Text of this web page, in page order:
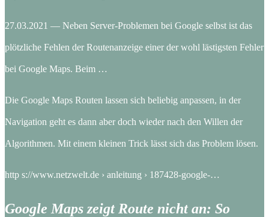
27.03.2021 — Neben Server-Problemen bei Google selbst ist das
plötzliche Fehlen der Routenanzeige einer der wohl lästigsten Fehler
bei Google Maps. Beim …
Die Google Maps Routen lassen sich beliebig anpassen, in der
Navigation geht es dann aber doch wieder nach den Willen der
Algorithmen. Mit einem kleinen Trick lässt sich das Problem lösen.
http s://www.netzwelt.de › anleitung › 187428-google-…
Google Maps zeigt Route nicht an: So